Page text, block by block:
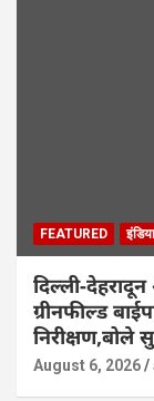
FEATURED इंडिया
दिल्ली-
ग्रीनफील्ड
निरीक्षण,बोले
August 6, 2026